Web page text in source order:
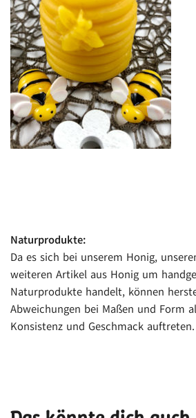
Naturprodukte:
Da es sich bei unserem Honig,
weiteren Artikel aus Honig um
Naturprodukte handelt, können
Abweichungen bei Maßen und Form
Konsistenz und Geschmack auftreten.